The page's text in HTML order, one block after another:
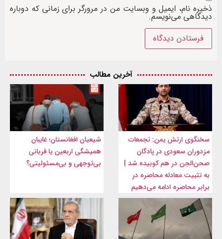
ذخیره نام، ایمیل و وبسایت من در مرورگر برای زمانی که دوباره
دیدگاهی می‌نویسم.
آخرین مطالب
سخنگوی ارتش یمن: تجمعات
مزدوران سعودی در پادگان
صحن‌الجن در هم کوبیده شد |
به تثبیت معادله محاصره در
برابر محاصره ادامه می‌دهیم
شیعیان افغانستان؛ غایبان
همیشگی اربعین یا قربانی
بی‌توجهی و بی‌مسئولیتی؟